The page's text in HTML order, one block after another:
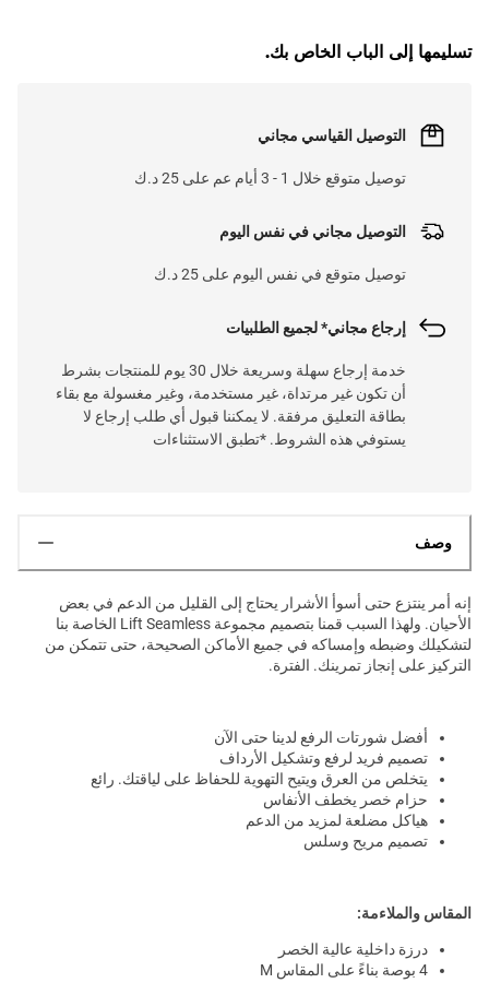
تسليمها إلى الباب الخاص بك.
التوصيل القياسي مجاني
توصيل متوقع خلال 1 - 3 أيام عم على 25 د.ك
التوصيل مجاني في نفس اليوم
توصيل متوقع في نفس اليوم على 25 د.ك
إرجاع مجاني* لجميع الطلبيات
خدمة إرجاع سهلة وسريعة خلال 30 يوم للمنتجات بشرط
أن تكون غير مرتداة، غير مستخدمة، وغير مغسولة مع بقاء
بطاقة التعليق مرفقة. لا يمكننا قبول أي طلب إرجاع لا
يستوفي هذه الشروط. *تطبق الاستثناءات
وصف
إنه أمر ينتزع حتى أسوأ الأشرار يحتاج إلى القليل من الدعم في بعض
الأحيان. ولهذا السبب قمنا بتصميم مجموعة Lift Seamless الخاصة بنا
لتشكيلك وضبطه وإمساكه في جميع الأماكن الصحيحة، حتى تتمكن من
التركيز على إنجاز تمرينك. الفترة.
أفضل شورتات الرفع لدينا حتى الآن
تصميم فريد لرفع وتشكيل الأرداف
يتخلص من العرق ويتيح التهوية للحفاظ على لياقتك. رائع
حزام خصر يخطف الأنفاس
هياكل مضلعة لمزيد من الدعم
تصميم مريح وسلس
المقاس والملاءمة:
درزة داخلية عالية الخصر
4 بوصة بناءً على المقاس M